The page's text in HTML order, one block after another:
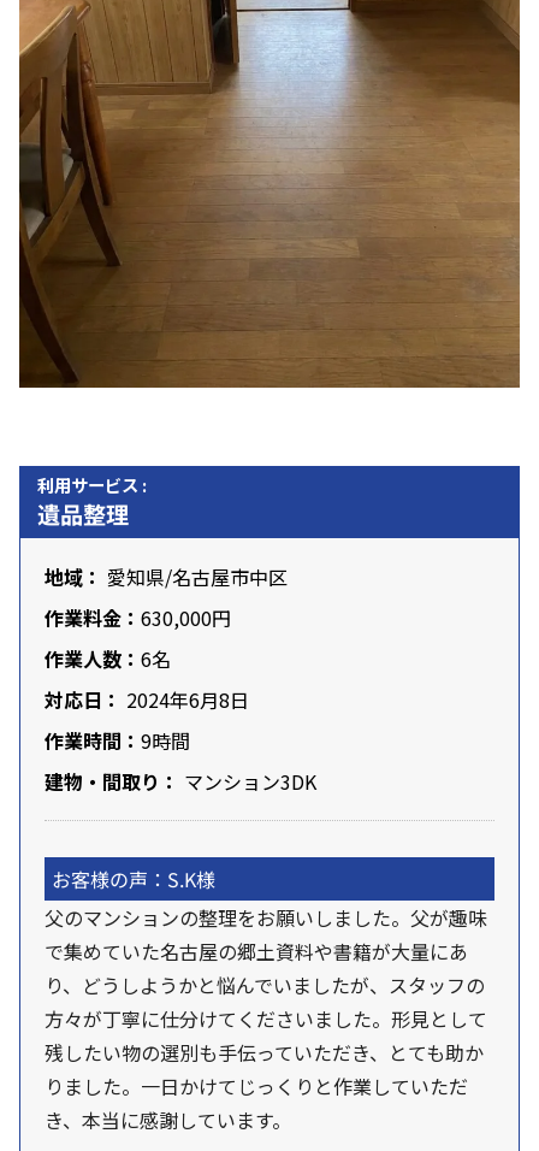
利用サービス :
遺品整理
地域： 愛知県/名古屋市中区
作業料金： 630,000円
作業人数： 6名
対応日： 2024年6月8日
作業時間： 9時間
建物・間取り： マンション3DK
お客様の声：S.K様
父のマンションの整理をお願いしました。父が趣味
で集めていた名古屋の郷土資料や書籍が大量にあ
り、どうしようかと悩んでいましたが、スタッフの
方々が丁寧に仕分けてくださいました。形見として
残したい物の選別も手伝っていただき、とても助か
りました。一日かけてじっくりと作業していただ
き、本当に感謝しています。